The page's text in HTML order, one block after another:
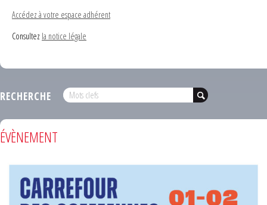
Accédez à votre espace adhérent
Consultez la notice légale
RECHERCHE
ÉVÈNEMENT